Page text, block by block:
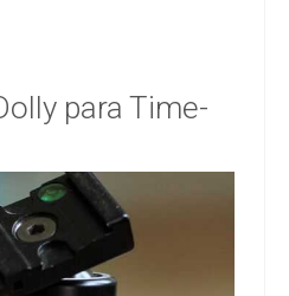
para Time-